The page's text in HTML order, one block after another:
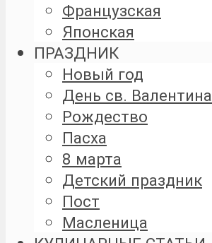
Французская
Японская
ПРАЗДНИК
Новый год
День св. Валентина
Рождество
Пасха
8 марта
Детский праздник
Пост
Масленица